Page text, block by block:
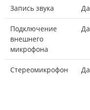
Запись звука Да
Подключение
внешнего
микрофона
Да
Стереомикрофон Да